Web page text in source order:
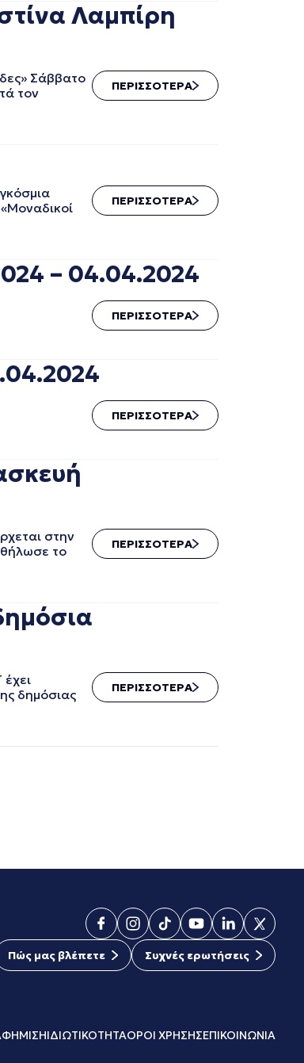
Λαμπίρη
Σάββατο
τον
ΠΕΡΙΣΣΟΤΕΡΑ
ΠΕΡΙΣΣΟΤΕΡΑ
– 04.04.2024
ΠΕΡΙΣΣΟΤΕΡΑ
ΠΕΡΙΣΣΟΤΕΡΑ
στην
το
ΠΕΡΙΣΣΟΤΕΡΑ
δημόσιας
ΠΕΡΙΣΣΟΤΕΡΑ
Πώς μας βλέπετε Συχνές ερωτήσεις
ΙΔΙΩΤΙΚΟΤΗΤΑΟΡΟΙ ΧΡΗΣΗΣΕΠΙΚΟΙΝΩΝΙΑ